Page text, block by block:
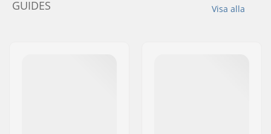
Visa alla
GUIDES